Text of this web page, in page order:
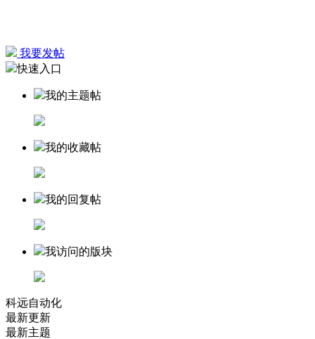
我要发帖
快速入口
我的主题帖
我的收藏帖
我的回复帖
我访问的版块
科远自动化
最新更新
最新主题